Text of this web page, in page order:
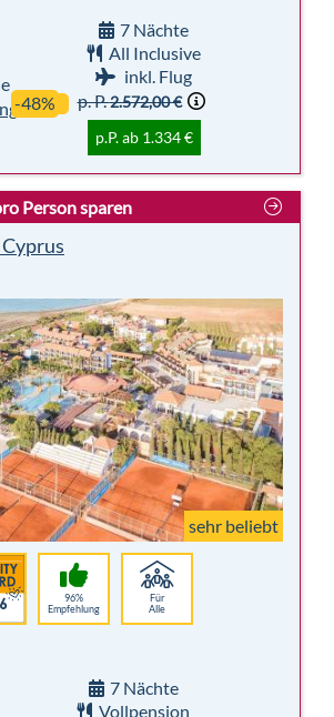
Person sparen
sehr beliebt
96%
Empfehlung
Für
Alle
7 Nächte
Vollpension
inkl. Flug
p.P. ab 1.578 €
- Winter 26/27